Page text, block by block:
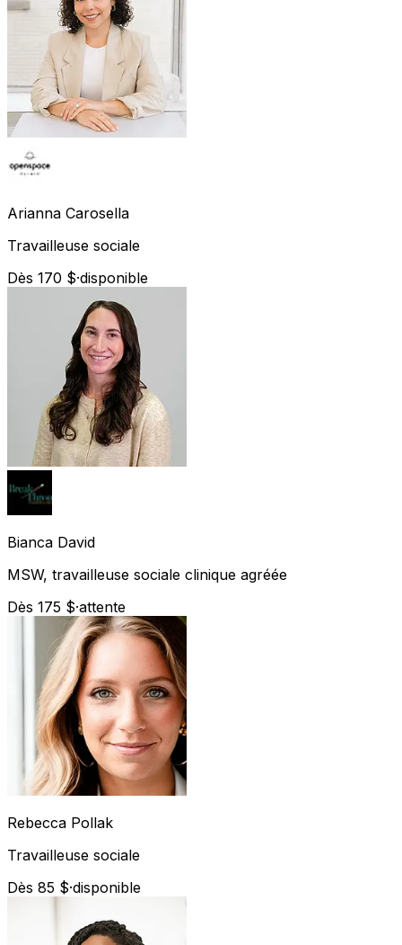
Arianna Carosella
Travailleuse sociale
Dès 170 $·disponible
Bianca David
MSW, travailleuse sociale clinique agréée
Dès 175 $·attente
Rebecca Pollak
Travailleuse sociale
Dès 85 $·disponible